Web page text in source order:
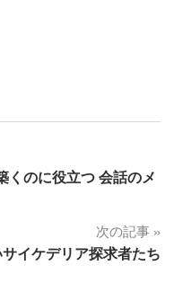
くのに役立つ 会話のメ
次の記事
イケデリア探求者たち